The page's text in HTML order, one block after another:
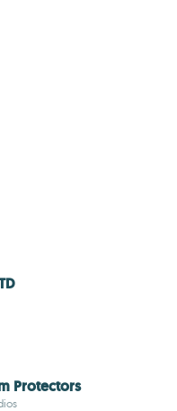
Protectors